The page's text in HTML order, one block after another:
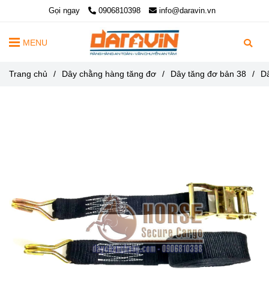
Gọi ngay 0906810398 info@daravin.vn
MENU
Trang chủ / Dây chằng hàng tăng đơ / Dây tăng đơ bản 38 /